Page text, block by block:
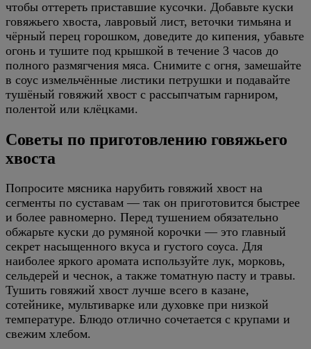
чтобы оттереть приставшие кусочки. Добавьте куски
говяжьего хвоста, лавровый лист, веточки тимьяна и
чёрный перец горошком, доведите до кипения, убавьте
огонь и тушите под крышкой в течение 3 часов до
полного размягчения мяса. Снимите с огня, замешайте
в соус измельчённые листики петрушки и подавайте
тушёный говяжий хвост с рассыпчатым гарниром,
полентой или клёцками.
Советы по приготовлению говяжьего
хвоста
Попросите мясника нарубить говяжий хвост на
сегменты по суставам — так он приготовится быстрее
и более равномерно. Перед тушением обязательно
обжарьте куски до румяной корочки — это главный
секрет насыщенного вкуса и густого соуса. Для
наиболее яркого аромата используйте лук, морковь,
сельдерей и чеснок, а также томатную пасту и травы.
Тушить говяжий хвост лучше всего в казане,
сотейнике, мультиварке или духовке при низкой
температуре. Блюдо отлично сочетается с крупами и
свежим хлебом.